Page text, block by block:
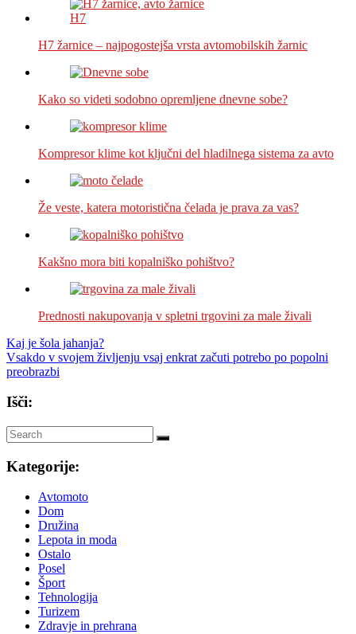
H7 žarnice – najpogostejša vrsta avtomobilskih žarnic
Kako so videti sodobno opremljene dnevne sobe?
Kompresor klime kot ključni del hladilnega sistema za avto
Že veste, katera motoristična čelada je prava za vas?
Kakšno mora biti kopalniško pohištvo?
Prednosti nakupovanja v spletni trgovini za male živali
Navigacija
prispevka
Kaj je šola jahanja?
Vsakdo v svojem življenju vsaj enkrat začuti potrebo po popolni
preobrazbi
Išči:
Kategorije:
Avtomoto
Dom
Družina
Lepota in moda
Ostalo
Posel
Šport
Tehnologija
Turizem
Zdravje in prehrana